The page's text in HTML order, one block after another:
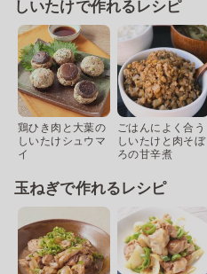
しいたけで作れるレシピ
鶏ひき肉と大葉の
しいたけシュウマ
イ
ごはんによく合う
しいたけと肉そぼ
ろの甘辛煮
玉ねぎで作れるレシピ